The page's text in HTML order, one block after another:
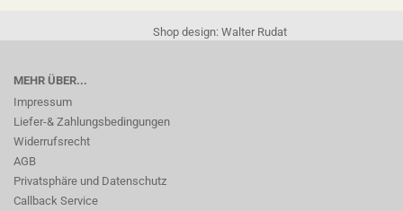
Shop design: Walter Rudat
MEHR ÜBER...
Impressum
Liefer-& Zahlungsbedingungen
Widerrufsrecht
AGB
Privatsphäre und Datenschutz
Callback Service